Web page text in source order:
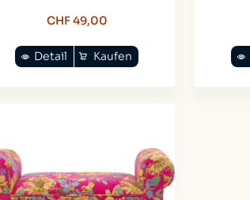
CHF 49,00
Kaufen
Detail